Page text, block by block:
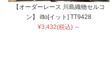
【オーダーレース 川島織物セルコ
ン】 itto[イット] TT9428
¥3,432(税込) ～